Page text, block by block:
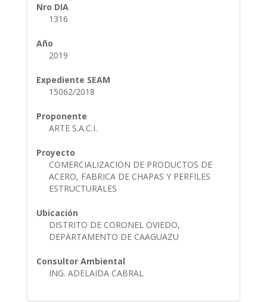
Nro DIA
1316
Año
2019
Expediente SEAM
15062/2018
Proponente
ARTE S.A.C.I.
Proyecto
COMERCIALIZACION DE PRODUCTOS DE
ACERO, FABRICA DE CHAPAS Y PERFILES
ESTRUCTURALES
Ubicación
DISTRITO DE CORONEL OVIEDO,
DEPARTAMENTO DE CAAGUAZU
Consultor Ambiental
ING. ADELAIDA CABRAL